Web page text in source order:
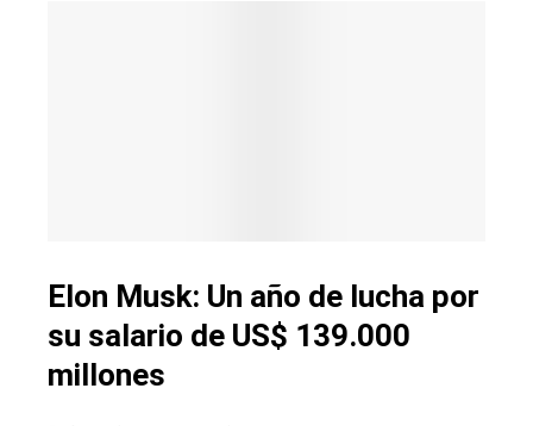
Elon Musk: Un año de lucha por
su salario de US$ 139.000
millones